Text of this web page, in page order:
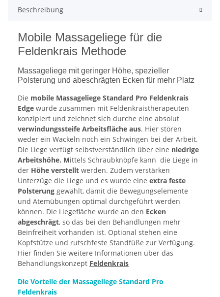
Beschreibung
Mobile Massageliege für die
Feldenkrais Methode
Massageliege mit geringer Höhe, spezieller
Polsterung und abeschrägten Ecken für mehr Platz
Die mobile Massageliege Standard Pro Feldenkrais
Edge wurde zusammen mit Feldenkraistherapeuten
konzipiert und zeichnet sich durche eine absolut
verwindungssteife Arbeitsfläche aus. Hier stören
weder ein Wackeln noch ein Schwingen bei der Arbeit.
Die Liege verfügt selbstverständlich über eine niedrige
Arbeitshöhe. Mittels Schraubknöpfe kann die Liege in
der Höhe verstellt werden. Zudem verstärken
Unterzüge die Liege und es wurde eine extra feste
Polsterung gewählt, damit die Bewegungselemente
und Atemübungen optimal durchgeführt werden
können. Die Liegefläche wurde an den Ecken
abgeschrägt, so das bei den Behandlungen mehr
Beinfreiheit vorhanden ist. Optional stehen eine
Kopfstütze und rutschfeste Standfüße zur Verfügung.
Hier finden Sie weitere Informationen über das
Behandlungskonzept Feldenkrais
Die Vorteile der Massageliege Standard Pro
Feldenkrais